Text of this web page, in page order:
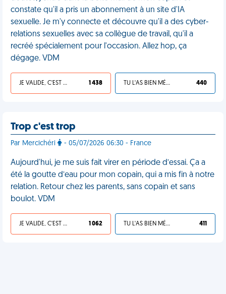
constate qu'il a pris un abonnement à un site d'IA
sexuelle. Je m'y connecte et découvre qu'il a des cyber-
relations sexuelles avec sa collègue de travail, qu'il a
recréé spécialement pour l'occasion. Allez hop, ça
dégage. VDM
JE VALIDE, C'EST UNE VDM 1 438 TU L'AS BIEN MÉRITÉ 440
Trop c'est trop
Par Mercichéri - 05/07/2026 06:30 - France
Aujourd'hui, je me suis fait virer en période d’essai. Ça a
été la goutte d’eau pour mon copain, qui a mis fin à notre
relation. Retour chez les parents, sans copain et sans
boulot. VDM
JE VALIDE, C'EST UNE VDM 1 062 TU L'AS BIEN MÉRITÉ 411